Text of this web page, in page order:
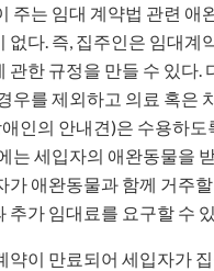
주는 임대 계약법 관련 애
없다. 즉, 집주인은 임대계
관한 규정을 만들 수 있다.
우를 제외하고 의료 혹은
인의 안내견)은 수용하도
는 세입자의 애완동물을
가 애완동물과 함께 거주
추가 임대료를 요구할 수
약이 만료되어 세입자가